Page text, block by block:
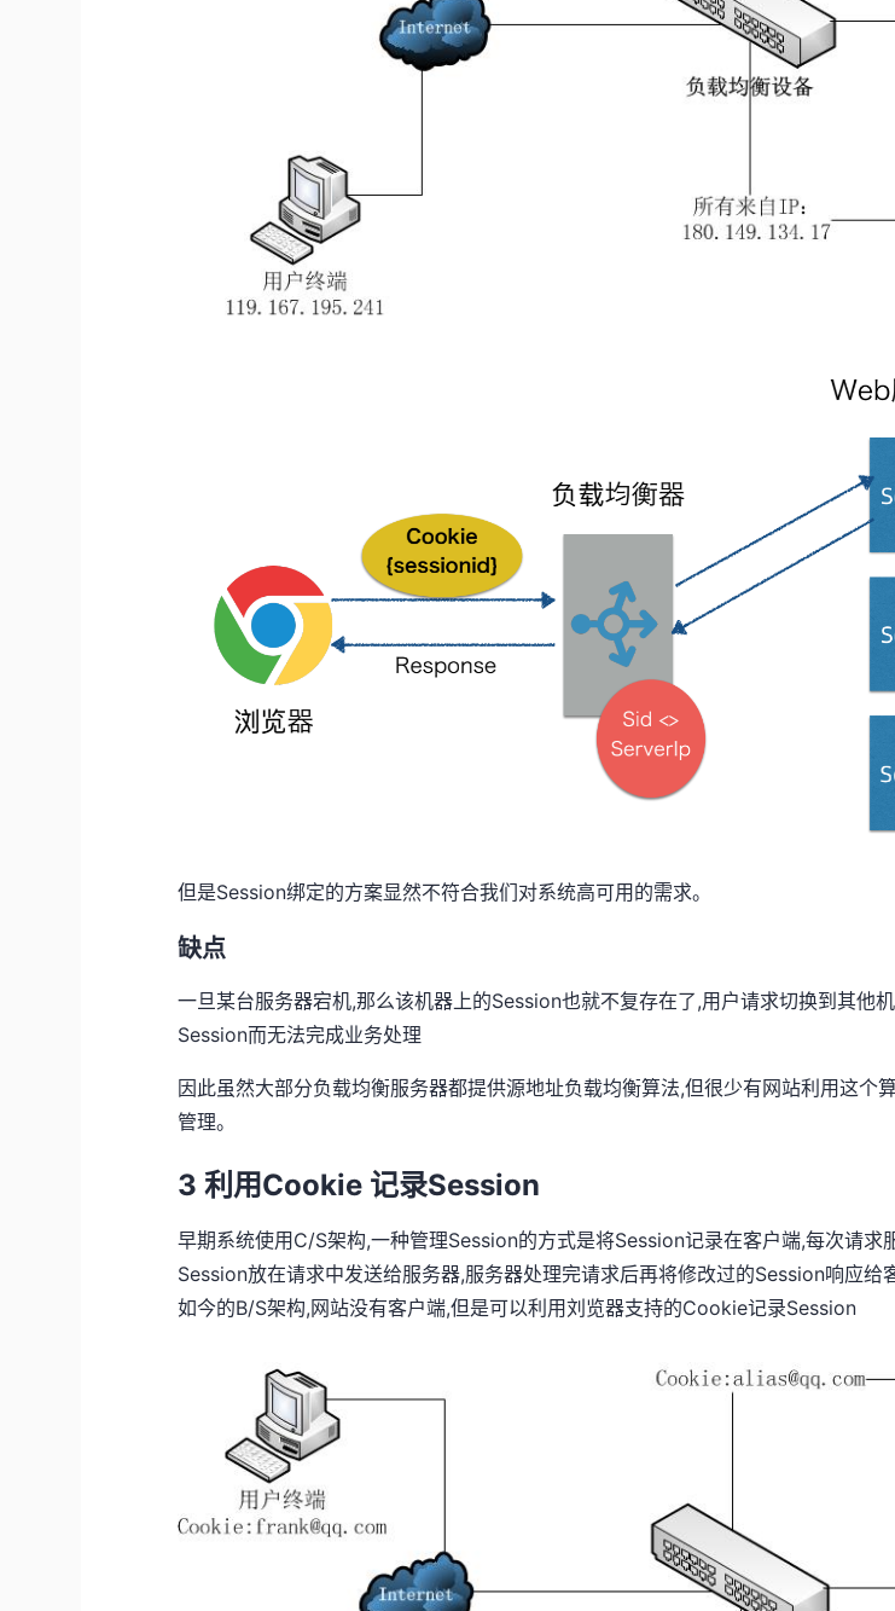
但是Session绑定的方案显然不符合我们对系统高可用的需求。
缺点
一旦某台服务器宕机,那么该机器上的Session也就不复存在了,用户请求切换到其他
Session而无法完成业务处理
因此虽然大部分负载均衡服务器都提供源地址负载均衡算法,但很少有网站利用这个
管理。
3 利用Cookie 记录Session
早期系统使用C/S架构,一种管理Session的方式是将Session记录在客户端,每次请求
Session放在请求中发送给服务器,服务器处理完请求后再将修改过的Session响应给
如今的B/S架构,网站没有客户端,但是可以利用刘览器支持的Cookie记录Session